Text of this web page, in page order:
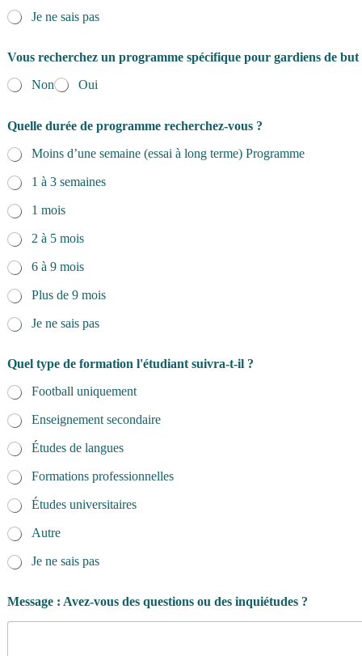
Je ne sais pas
Vous recherchez un programme spécifique pour gardiens de but
Non
Oui
Quelle durée de programme recherchez-vous ?
Moins d’une semaine (essai à long terme) Programme
1 à 3 semaines
1 mois
2 à 5 mois
6 à 9 mois
Plus de 9 mois
Je ne sais pas
Quel type de formation l'étudiant suivra-t-il ?
Football uniquement
Enseignement secondaire
Études de langues
Formations professionnelles
Études universitaires
Autre
Je ne sais pas
Message : Avez-vous des questions ou des inquiétudes ?